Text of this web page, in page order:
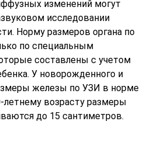
изменений могут
исследовании
Норму размеров органа по
по специальным
составлены с учетом
У новорожденного и
железы по УЗИ в норме
возрасту размеры
до 15 сантиметров.